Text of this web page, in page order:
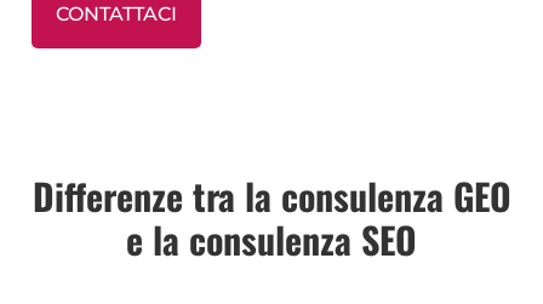
CONTATTACI
Differenze tra la consulenza GEO
e la consulenza SEO